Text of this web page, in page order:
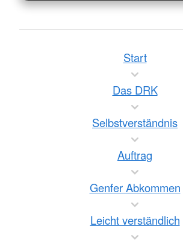
Start
Das DRK
Selbstverständnis
Auftrag
Genfer Abkommen
Leicht verständlich